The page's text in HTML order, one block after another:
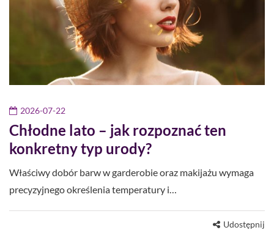
2026-07-22
Chłodne lato – jak rozpoznać ten
konkretny typ urody?
Właściwy dobór barw w garderobie oraz makijażu wymaga
precyzyjnego określenia temperatury i…
Udostępnij